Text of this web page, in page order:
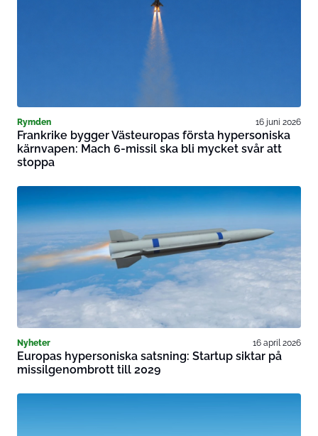
Rymden 16 juni 2026
Frankrike bygger Västeuropas första hypersoniska
kärnvapen: Mach 6-missil ska bli mycket svår att
stoppa
Nyheter 16 april 2026
Europas hypersoniska satsning: Startup siktar på
missilgenombrott till 2029